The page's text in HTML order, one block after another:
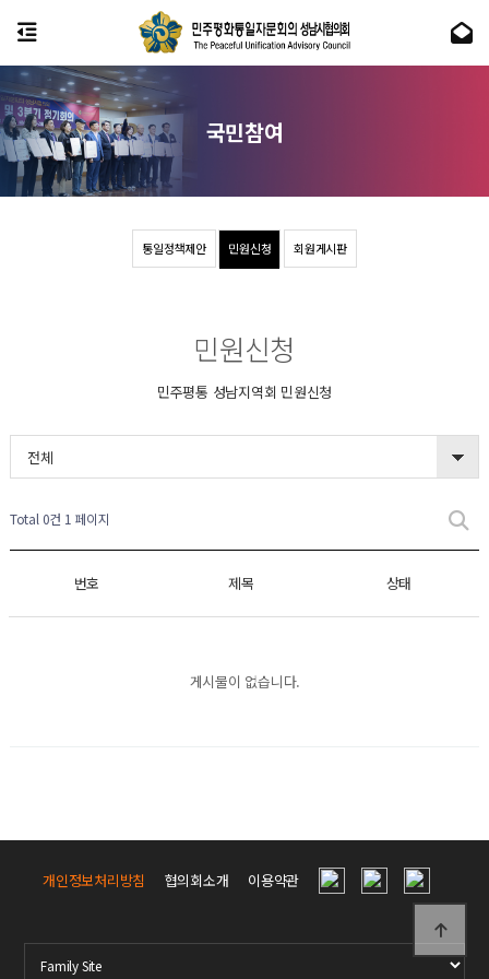
통일정책제안 민원신청 회원게시판
국민참여
민원신청
민주평통 성남지역회 민원신청
전체
Total 0건 1 페이지
번호 제목 상태
게시물이 없습니다.
개인정보처리방침 협의회소개 이용약관